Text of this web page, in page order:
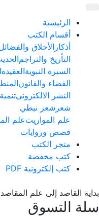
الرئيسية
أقسام الكتب
أذكار الأخلاق
التأريخ والتراجم
السيرة النبويةالعقيده
القضاء والقانون
النشر الالكتروني
شعر شعر نبطي
علم المواريثعلم
قصص وروايات
متجر الكتب
كتب مخفضة
كتب إلكترونية PDF
بداية القاصد إلى علم المقاصد
سلة التسوق